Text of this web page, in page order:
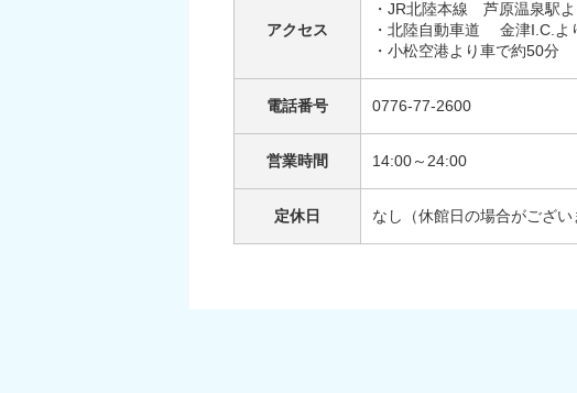
アクセス
・JR北陸本線 芦原温泉駅
・北陸自動車道 金津I.C.よ
・小松空港より車で約50分
電話番号 0776-77-2600
営業時間 14:00～24:00
定休日 なし（休館日の場合がござ